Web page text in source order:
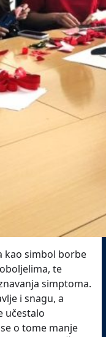
kao simbol borbe
te
simptoma.
i snagu, a
učestalo
o tome manje